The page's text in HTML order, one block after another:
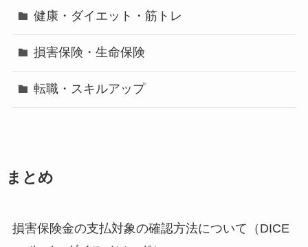
健康・ダイエット・筋トレ
損害保険・生命保険
転職・スキルアップ
まとめ
損害保険金の支払対象の確認方法について（DICE